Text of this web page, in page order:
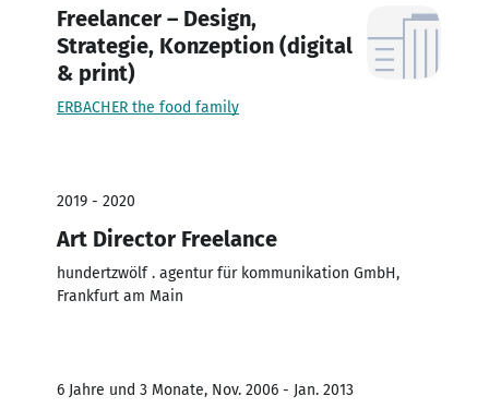
Freelancer – Design,
Strategie, Konzeption (digital
& print)
ERBACHER the food family
2019 - 2020
Art Director Freelance
hundertzwölf . agentur für kommunikation GmbH,
Frankfurt am Main
6 Jahre und 3 Monate, Nov. 2006 - Jan. 2013